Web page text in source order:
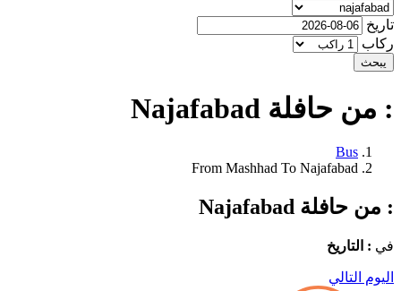
تاريخ
ركاب
يبحث
: من حافلة Najafabad
Bus
From Mashhad To Najafabad
: من حافلة Najafabad
في : التاريخ
اليوم التالي